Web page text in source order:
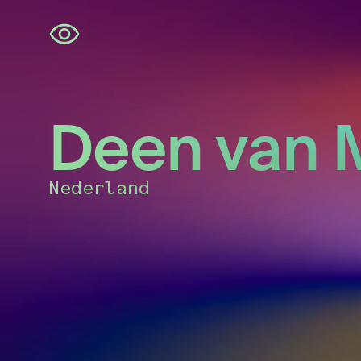
Navigatie
overslaan
Deen van
Nederland